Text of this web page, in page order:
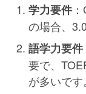
学力要件：
の場合、
語学力要件
要で、
が多いです。